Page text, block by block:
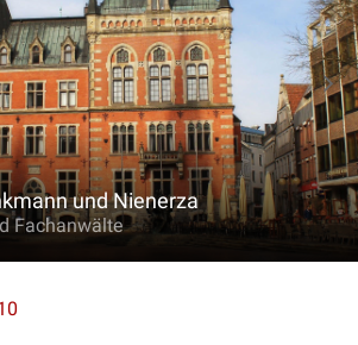
und Nienerza
Fachanwälte